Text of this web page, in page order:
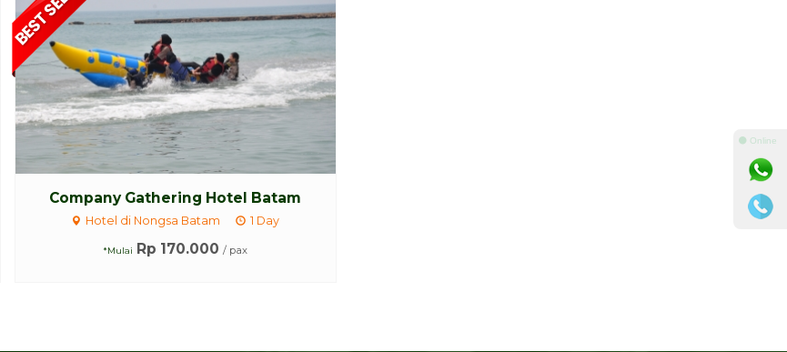
Company Gathering Hotel Batam
Hotel di Nongsa Batam 1 Day
*Mulai Rp 170.000 / pax
⚫ Online